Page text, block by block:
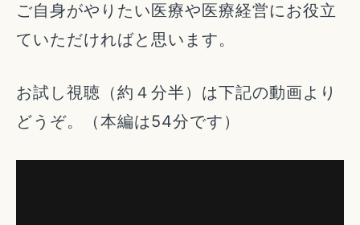
ご自身がやりたい医療や医療経営にお役立
ていただければと思います。
お試し視聴（約４分半）は下記の動画より
どうぞ。（本編は54分です）